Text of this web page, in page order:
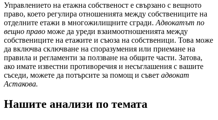
Управлението на етажна собственост е свързано с вещното
право, което регулира отношенията между собствениците на
отделните етажи в многожилищните сгради. Адвокатът по
вещно право може да уреди взаимоотношенията между
собствениците на етажите и съюза на собственици. Това може
да включва сключване на споразумения или приемане на
правила и регламенти за ползване на общите части. Затова,
ако имате известни противоречия и несъглашения с вашите
съседи, можете да потърсите за помощ и съвет адвокат
Астакова.
Нашите анализи по темата